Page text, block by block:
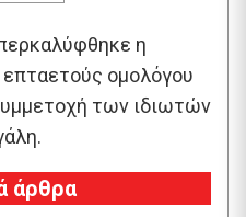
η
ομολόγου
των ιδιωτών
άρθρα